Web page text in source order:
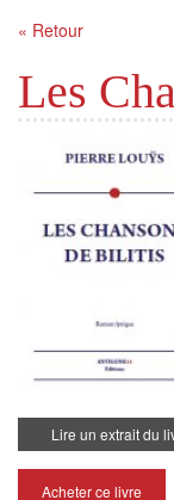
« Retour
Les
Lire un extrait du
Acheter ce livre